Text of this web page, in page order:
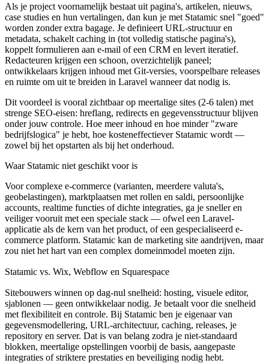
Als je project voornamelijk bestaat uit pagina's, artikelen, nieuws,
case studies en hun vertalingen, dan kun je met Statamic snel "goed"
worden zonder extra bagage. Je definieert URL-structuur en
metadata, schakelt caching in (tot volledig statische pagina's),
koppelt formulieren aan e-mail of een CRM en levert iteratief.
Redacteuren krijgen een schoon, overzichtelijk paneel;
ontwikkelaars krijgen inhoud met Git-versies, voorspelbare releases
en ruimte om uit te breiden in Laravel wanneer dat nodig is.
Dit voordeel is vooral zichtbaar op meertalige sites (2-6 talen) met
strenge SEO-eisen: hreflang, redirects en gegevensstructuur blijven
onder jouw controle. Hoe meer inhoud en hoe minder "zware
bedrijfslogica" je hebt, hoe kosteneffectiever Statamic wordt —
zowel bij het opstarten als bij het onderhoud.
Waar Statamic niet geschikt voor is
Voor complexe e-commerce (varianten, meerdere valuta's,
geobelastingen), marktplaatsen met rollen en saldi, persoonlijke
accounts, realtime functies of dichte integraties, ga je sneller en
veiliger vooruit met een speciale stack — ofwel een Laravel-
applicatie als de kern van het product, of een gespecialiseerd e-
commerce platform. Statamic kan de marketing site aandrijven, maar
zou niet het hart van een complex domeinmodel moeten zijn.
Statamic vs. Wix, Webflow en Squarespace
Sitebouwers winnen op dag-nul snelheid: hosting, visuele editor,
sjablonen — geen ontwikkelaar nodig. Je betaalt voor die snelheid
met flexibiliteit en controle. Bij Statamic ben je eigenaar van
gegevensmodellering, URL-architectuur, caching, releases, je
repository en server. Dat is van belang zodra je niet-standaard
blokken, meertalige opstellingen voorbij de basis, aangepaste
integraties of striktere prestaties en beveiliging nodig hebt.